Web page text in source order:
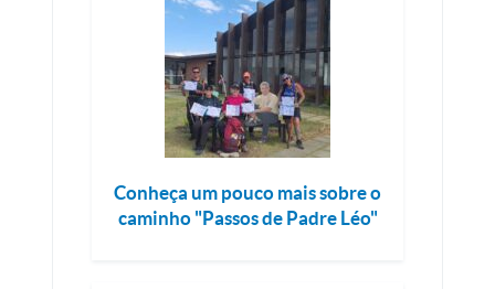
Conheça um pouco mais sobre o
caminho "Passos de Padre Léo"